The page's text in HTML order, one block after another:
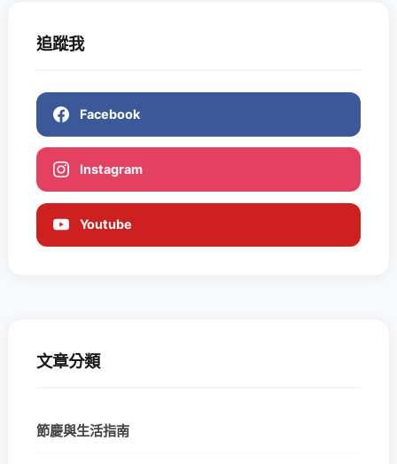
追蹤我
Facebook
Instagram
Youtube
文章分類
節慶與生活指南